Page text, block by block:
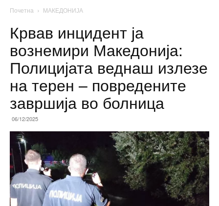
Почетна МАКЕДОНИЈА
Крвав инцидент ја
вознемири Македонија:
Полицијата веднаш излезе
на терен – повредените
завршија во болница
06/12/2025